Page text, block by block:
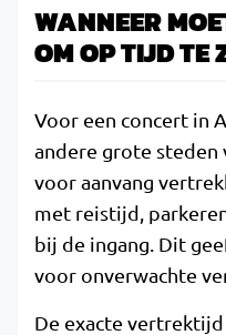
WANNEER
OM OP TIJD TE
Voor een concert in
andere grote steden
voor aanvang
met reistijd,
bij de ingang. Dit
voor onverwachte
De exacte